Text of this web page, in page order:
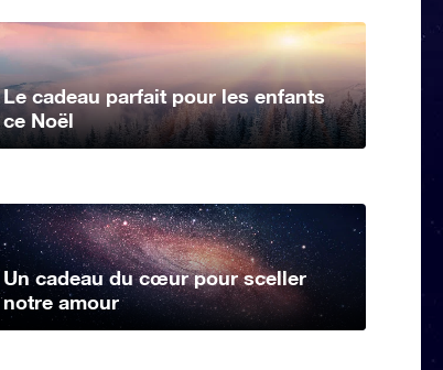
Le cadeau parfait pour les enfants
ce Noël
Un cadeau du cœur pour sceller
notre amour